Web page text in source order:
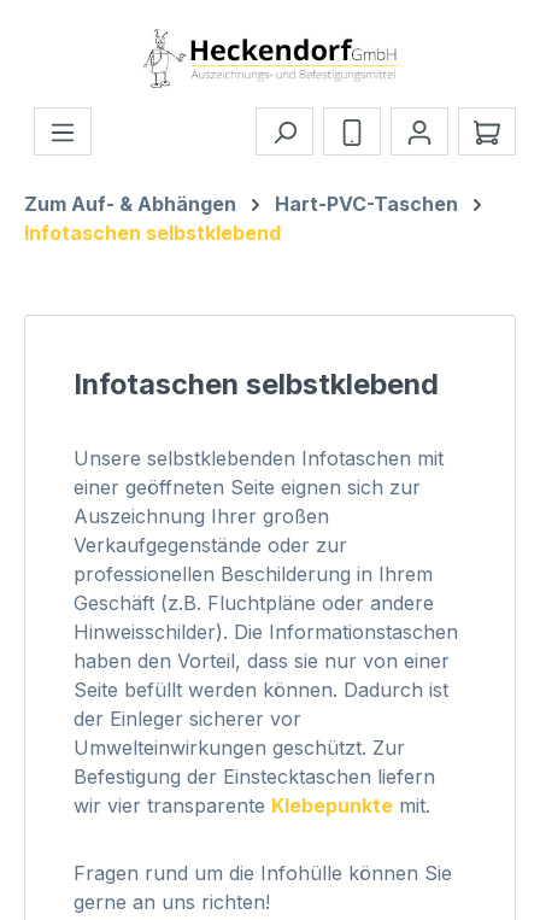
Zum Hauptinhalt springen
Zum Auf- & Abhängen
Hart-PVC-Taschen
Infotaschen selbstklebend
Infotaschen selbstklebend
Unsere selbstklebenden Infotaschen mit
einer geöffneten Seite eignen sich zur
Auszeichnung Ihrer großen
Verkaufgegenstände oder zur
professionellen Beschilderung in Ihrem
Geschäft (z.B. Fluchtpläne oder andere
Hinweisschilder). Die Informationstaschen
haben den Vorteil, dass sie nur von einer
Seite befüllt werden können. Dadurch ist
der Einleger sicherer vor
Umwelteinwirkungen geschützt. Zur
Befestigung der Einstecktaschen liefern
wir vier transparente Klebepunkte mit.
Fragen rund um die Infohülle können Sie
gerne an uns richten!